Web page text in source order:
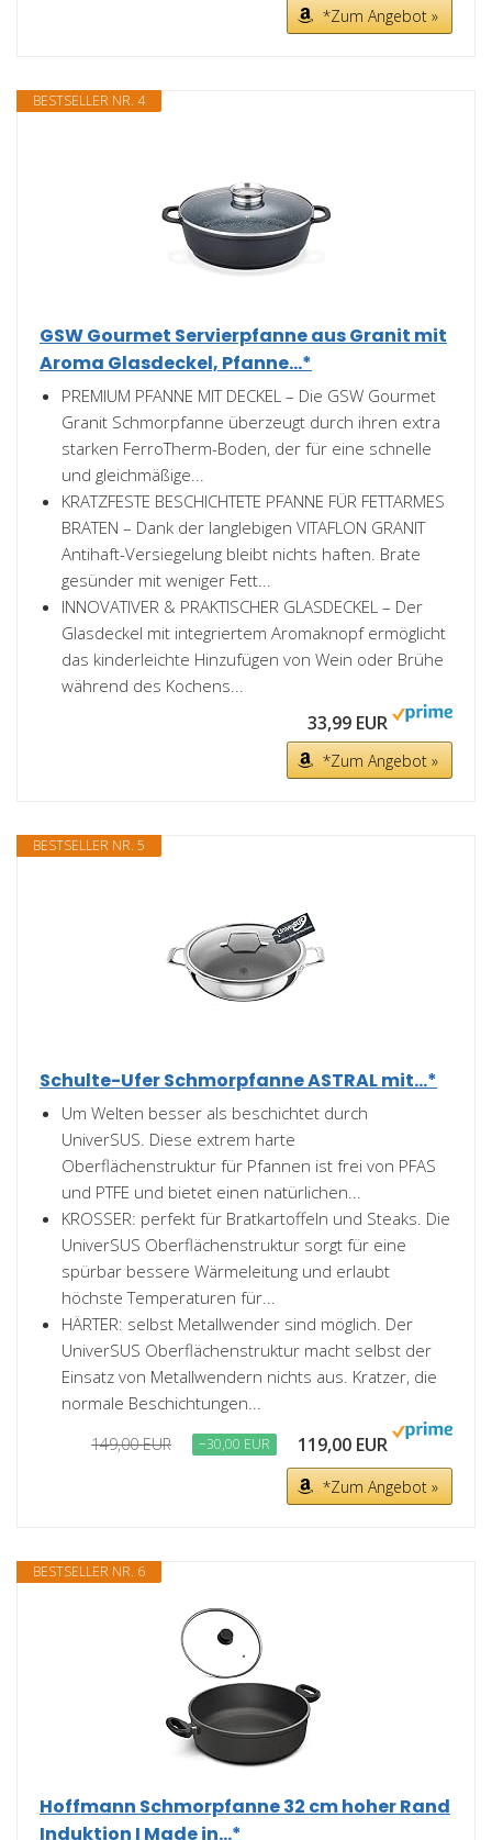
*Zum Angebot »
BESTSELLER NR. 4
GSW Gourmet Servierpfanne aus Granit mit
Aroma Glasdeckel, Pfanne...*
PREMIUM PFANNE MIT DECKEL – Die GSW Gourmet
Granit Schmorpfanne überzeugt durch ihren extra
starken FerroTherm-Boden, der für eine schnelle
und gleichmäßige...
KRATZFESTE BESCHICHTETE PFANNE FÜR FETTARMES
BRATEN – Dank der langlebigen VITAFLON GRANIT
Antihaft-Versiegelung bleibt nichts haften. Brate
gesünder mit weniger Fett...
INNOVATIVER & PRAKTISCHER GLASDECKEL – Der
Glasdeckel mit integriertem Aromaknopf ermöglicht
das kinderleichte Hinzufügen von Wein oder Brühe
während des Kochens...
33,99 EUR
*Zum Angebot »
BESTSELLER NR. 5
Schulte-Ufer Schmorpfanne ASTRAL mit...*
Um Welten besser als beschichtet durch
UniverSUS. Diese extrem harte
Oberflächenstruktur für Pfannen ist frei von PFAS
und PTFE und bietet einen natürlichen...
KROSSER: perfekt für Bratkartoffeln und Steaks. Die
UniverSUS Oberflächenstruktur sorgt für eine
spürbar bessere Wärmeleitung und erlaubt
höchste Temperaturen für...
HÄRTER: selbst Metallwender sind möglich. Der
UniverSUS Oberflächenstruktur macht selbst der
Einsatz von Metallwendern nichts aus. Kratzer, die
normale Beschichtungen...
149,00 EUR −30,00 EUR 119,00 EUR
*Zum Angebot »
BESTSELLER NR. 6
Hoffmann Schmorpfanne 32 cm hoher Rand
Induktion I Made in...*